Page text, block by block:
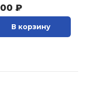
₽
В корзину